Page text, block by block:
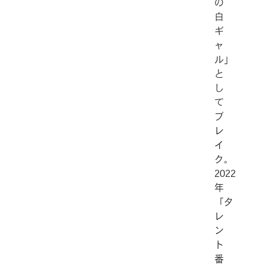
の
白
ギ
ャ
ル」
と
し
て
ブ
レ
イ
ク。
2022
年
「タ
レ
ン
ト
番